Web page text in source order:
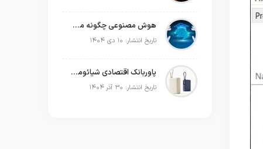
هوش مصنوعی چگونه می‌تواند به‌صورت عملی در برنامه‌ریزی سال جدید به ما کمک کند؟
تاریخ انتشار: ۱۰ دی ۱۴۰۴
پاوربانک اقتصادی شیائومی که حتی لپ‌تاپ شما را هم شارژ می‌کند!
تاریخ انتشار: ۳۰ آذر ۱۴۰۴